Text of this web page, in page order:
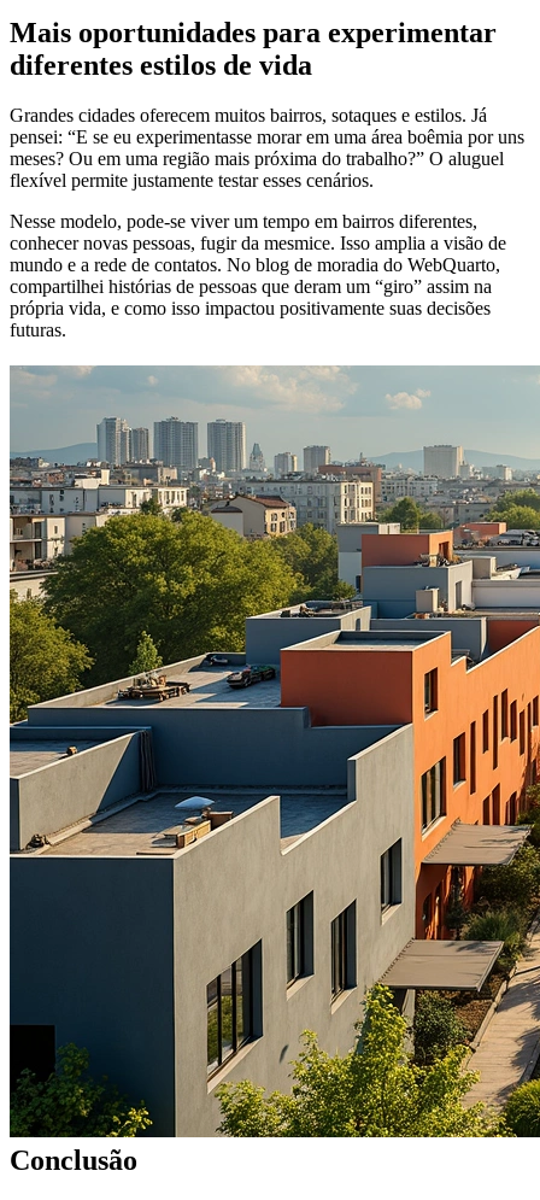
Mais oportunidades para experimentar
diferentes estilos de vida
Grandes cidades oferecem muitos bairros, sotaques e estilos. Já
pensei: “E se eu experimentasse morar em uma área boêmia por uns
meses? Ou em uma região mais próxima do trabalho?” O aluguel
flexível permite justamente testar esses cenários.
Nesse modelo, pode-se viver um tempo em bairros diferentes,
conhecer novas pessoas, fugir da mesmice. Isso amplia a visão de
mundo e a rede de contatos. No blog de moradia do WebQuarto,
compartilhei histórias de pessoas que deram um “giro” assim na
própria vida, e como isso impactou positivamente suas decisões
futuras.
Conclusão